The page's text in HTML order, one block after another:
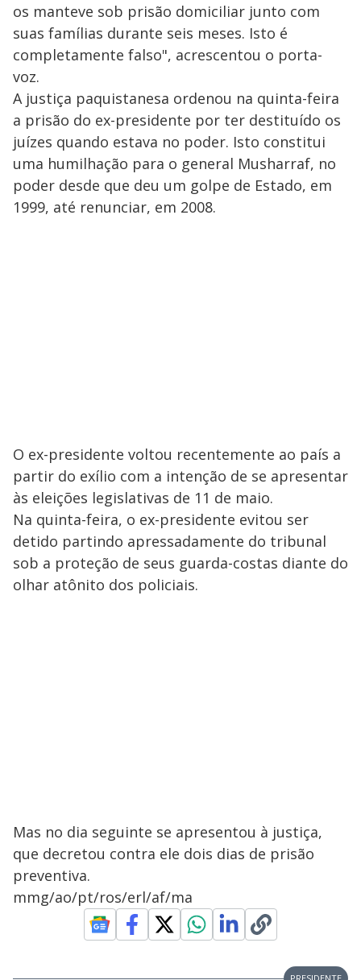
os manteve sob prisão domiciliar junto com
suas famílias durante seis meses. Isto é
completamente falso", acrescentou o porta-
voz.
A justiça paquistanesa ordenou na quinta-feira
a prisão do ex-presidente por ter destituído os
juízes quando estava no poder. Isto constitui
uma humilhação para o general Musharraf, no
poder desde que deu um golpe de Estado, em
1999, até renunciar, em 2008.
O ex-presidente voltou recentemente ao país a
partir do exílio com a intenção de se apresentar
às eleições legislativas de 11 de maio.
Na quinta-feira, o ex-presidente evitou ser
detido partindo apressadamente do tribunal
sob a proteção de seus guarda-costas diante do
olhar atônito dos policiais.
Mas no dia seguinte se apresentou à justiça,
que decretou contra ele dois dias de prisão
preventiva.
mmg/ao/pt/ros/erl/af/ma